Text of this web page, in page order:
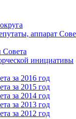
аппарат
инициативы
за 2016 год
за 2015 год
за 2014 год
за 2013 год
за 2012 год